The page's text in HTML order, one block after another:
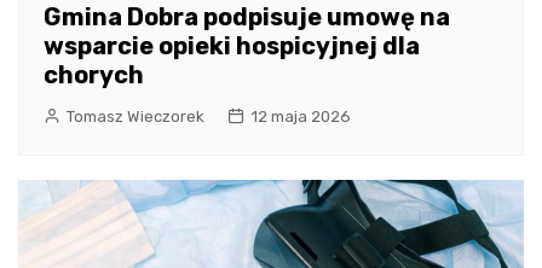
Gmina Dobra podpisuje umowę na
wsparcie opieki hospicyjnej dla
chorych
Tomasz Wieczorek 12 maja 2026